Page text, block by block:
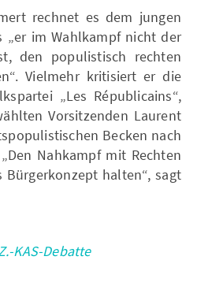
rechnet es dem jungen
„er im Wahlkampf nicht der
den populistisch rechten
Vielmehr kritisiert er die
„Les Républicains“,
Vorsitzenden Laurent
Becken nach
Nahkampf mit Rechten
halten“, sagt